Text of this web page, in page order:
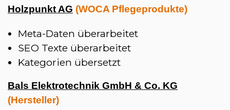
Holzpunkt AG (WOCA Pflegeprodukte)
Meta-Daten überarbeitet
SEO Texte überarbeitet
Kategorien übersetzt
Bals Elektrotechnik GmbH & Co. KG
(Hersteller)